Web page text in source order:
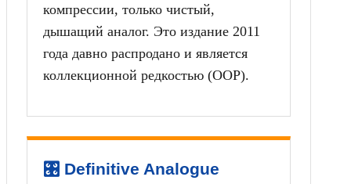
компрессии, только чистый,
дышащий аналог. Это издание 2011
года давно распродано и является
коллекционной редкостью (OOP).
🎛️ Definitive Analogue